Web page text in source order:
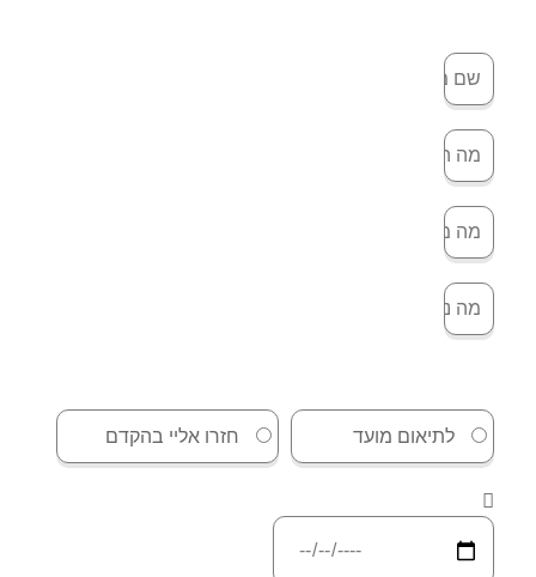
לתיאום מועד חזרו אליי בהקדם